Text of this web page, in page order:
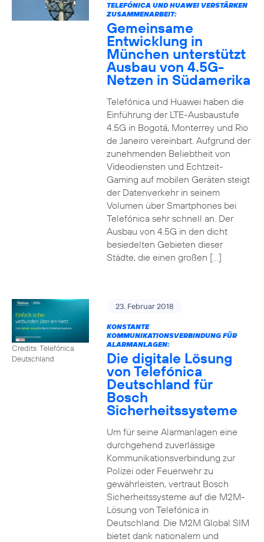
TELEFÓNICA UND HUAWEI VERSTÄRKEN
ZUSAMMENARBEIT:
Gemeinsame
Entwicklung in
München unterstützt
Ausbau von 4.5G-
Netzen in Südamerika
Telefónica und Huawei haben die
Einführung der LTE-Ausbaustufe
4.5G in Bogotá, Monterrey und Rio
de Janeiro vereinbart. Aufgrund der
zunehmenden Beliebtheit von
Videodiensten und Echtzeit-
Gaming auf mobilen Geräten steigt
der Datenverkehr in seinem
Volumen über Smartphones bei
Telefónica sehr schnell an. Der
Ausbau von 4.5G in den dicht
besiedelten Gebieten dieser
Städte, die einen großen […]
Credits: Telefónica
Deutschland
23. Februar 2018
KONSTANTE
KOMMUNIKATIONSVERBINDUNG FÜR
ALARMANLAGEN:
Die digitale Lösung
von Telefónica
Deutschland für
Bosch
Sicherheitssysteme
Um für seine Alarmanlagen eine
durchgehend zuverlässige
Kommunikationsverbindung zur
Polizei oder Feuerwehr zu
gewährleisten, vertraut Bosch
Sicherheitssysteme auf die M2M-
Lösung von Telefónica in
Deutschland. Die M2M Global SIM
bietet dank nationalem und